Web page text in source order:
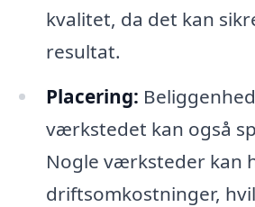
kvalitet, da det kan
resultat.
Placering:
værkstedet kan også
Nogle værksteder kan
driftsomkostninger,